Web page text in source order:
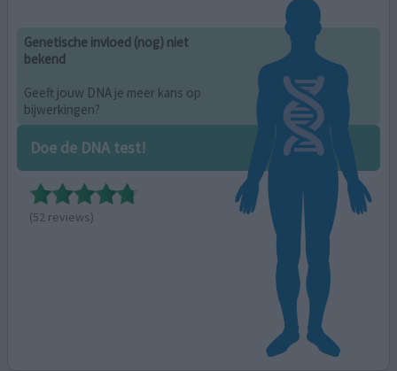
Genetische invloed (nog) niet
bekend
Geeft jouw DNA je meer kans op
bijwerkingen?
Doe de DNA test!
(52 reviews)